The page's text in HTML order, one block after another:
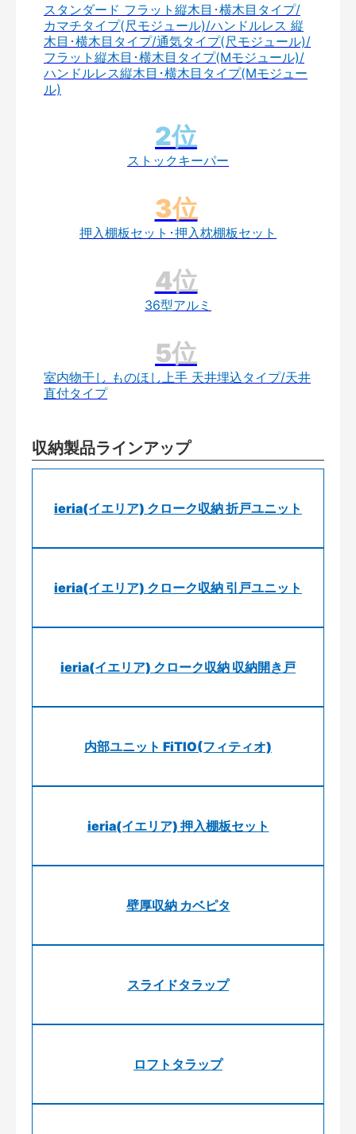
スタンダード フラット縦木目･横木目タイプ/
カマチタイプ(尺モジュール)/ハンドルレス 縦
木目･横木目タイプ/通気タイプ(尺モジュール)/
フラット縦木目･横木目タイプ(Mモジュール)/
ハンドルレス縦木目･横木目タイプ(Mモジュー
ル)
ストックキーパー
押入棚板セット･押入枕棚板セット
36型アルミ
室内物干し ものほし上手 天井埋込タイプ/天井
直付タイプ
収納製品ラインアップ
ieria(イエリア) クローク収納 折戸ユニット
ieria(イエリア) クローク収納 引戸ユニット
ieria(イエリア) クローク収納 収納開き戸
内部ユニット FiTIO(フィティオ)
ieria(イエリア) 押入棚板セット
壁厚収納 カベピタ
スライドタラップ
ロフトタラップ